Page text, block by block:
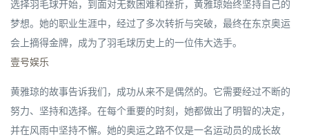
选择羽毛球开始，到面对无数困难和挫折，黄雅琼始终坚持自己的
梦想。她的职业生涯中，经过了多次转折与突破，最终在东京奥运
会上摘得金牌，成为了羽毛球历史上的一位伟大选手。
壹号娱乐
黄雅琼的故事告诉我们，成功从来不是偶然的。它需要经过不断的
努力、坚持和选择。在每个重要的时刻，她都做出了明智的决定，
并在风雨中坚持不懈。她的奥运之路不仅是一名运动员的成长故